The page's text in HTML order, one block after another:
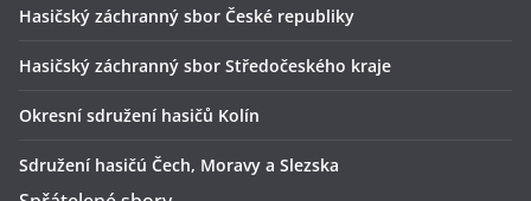
Hasičský záchranný sbor České republiky
Hasičský záchranný sbor Středočeského kraje
Okresní sdružení hasičů Kolín
Sdružení hasičú Čech, Moravy a Slezska